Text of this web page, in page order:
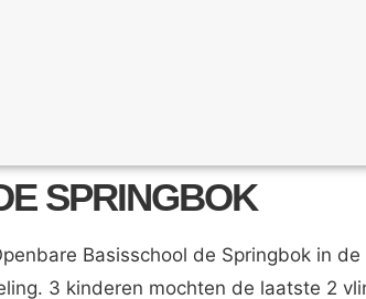
SPRINGBOK
Basisschool de Springbok in
3 kinderen mochten de laatste 2